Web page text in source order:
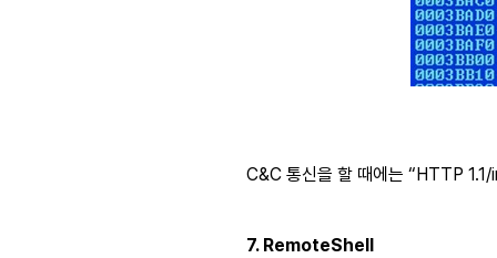
C&C 통신을 할 때에는 “HTTP
7. RemoteShell